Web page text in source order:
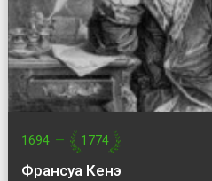
1694 — 1774
Франсуа Кенэ